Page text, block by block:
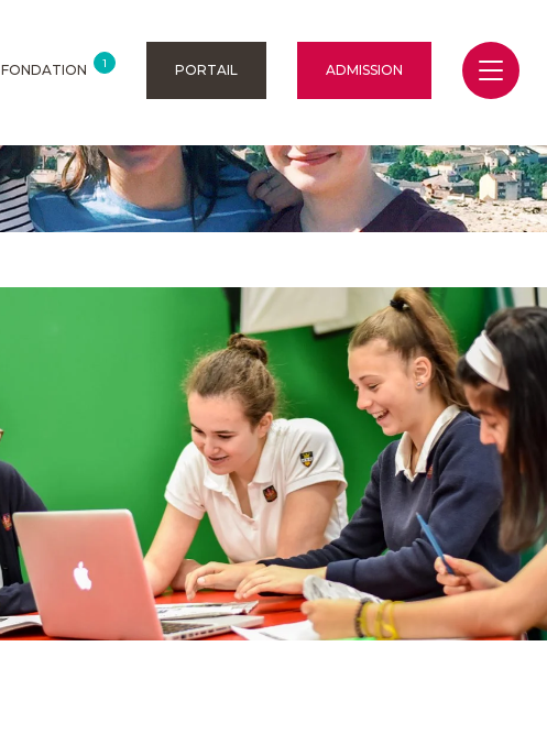
FONDATION 1 PORTAIL ADMISSION